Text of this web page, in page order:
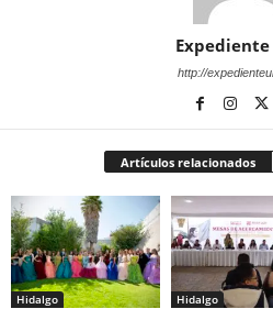
http://
Artículos relacionados
Hidalgo Hidalgo